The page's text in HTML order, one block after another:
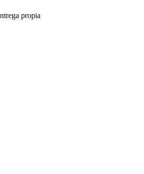
propia